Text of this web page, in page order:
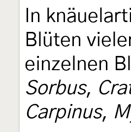
In
Blüten
einzelnen
Sorbus,
Carpinus,